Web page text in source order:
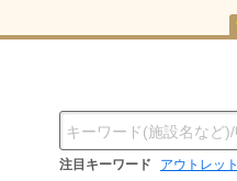
注目キーワード アウトレット